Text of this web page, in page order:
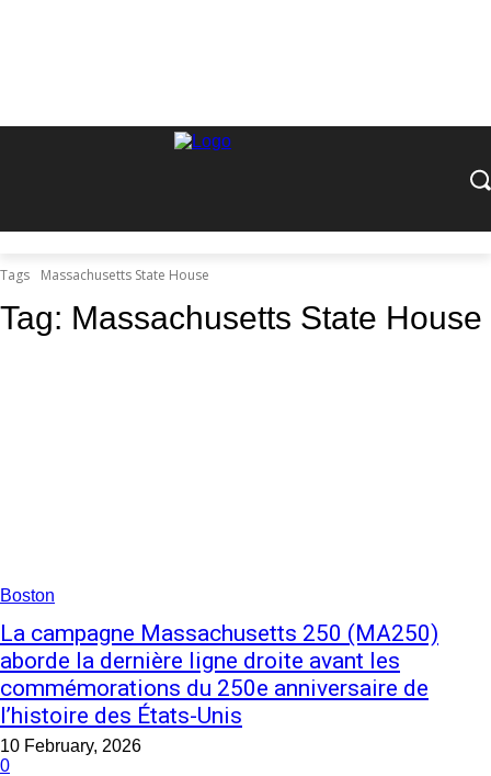
Tags Massachusetts State House
Tag: Massachusetts State House
Boston
La campagne Massachusetts 250 (MA250)
aborde la dernière ligne droite avant les
commémorations du 250e anniversaire de
l’histoire des États-Unis
10 February, 2026
0